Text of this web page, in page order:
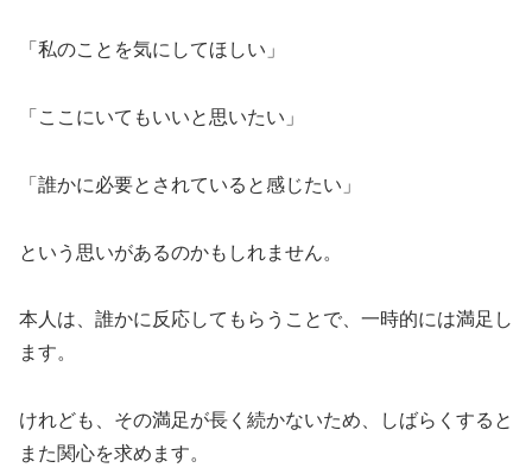
「私のことを気にしてほしい」
「ここにいてもいいと思いたい」
「誰かに必要とされていると感じたい」
という思いがあるのかもしれません。
本人は、誰かに反応してもらうことで、一時的には満足し
ます。
けれども、その満足が長く続かないため、しばらくすると
また関心を求めます。